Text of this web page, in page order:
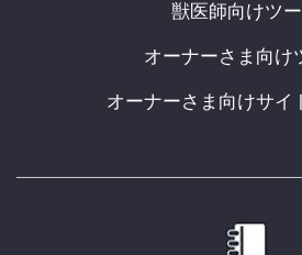
獣医師向けツ
オーナーさま向け
オーナーさま向けサイ